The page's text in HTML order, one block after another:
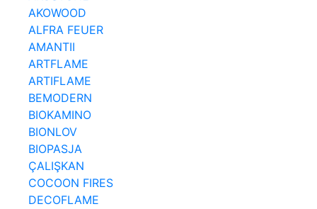
AKOWOOD
ALFRA FEUER
AMANTII
ARTFLAME
ARTIFLAME
BEMODERN
BIOKAMINO
BIONLOV
BIOPASJA
ÇALIŞKAN
COCOON FIRES
DECOFLAME